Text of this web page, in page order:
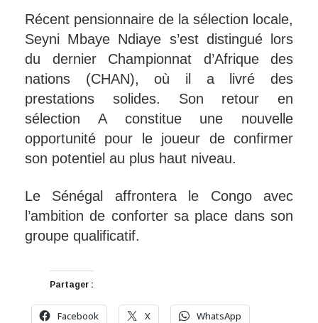
Récent pensionnaire de la sélection locale,
Seyni Mbaye Ndiaye s’est distingué lors
du dernier Championnat d’Afrique des
nations (CHAN), où il a livré des
prestations solides. Son retour en
sélection A constitue une nouvelle
opportunité pour le joueur de confirmer
son potentiel au plus haut niveau.
Le Sénégal affrontera le Congo avec
l’ambition de conforter sa place dans son
groupe qualificatif.
Partager :
Facebook X WhatsApp